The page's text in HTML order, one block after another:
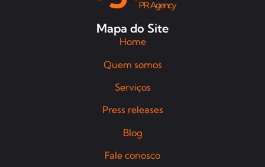
Mapa do Site
Home
Quem somos
Serviços
Press releases
Blog
Fale conosco